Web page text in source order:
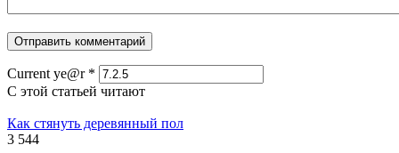
Current ye@r *
С этой статьей читают
Как стянуть деревянный пол
3 544